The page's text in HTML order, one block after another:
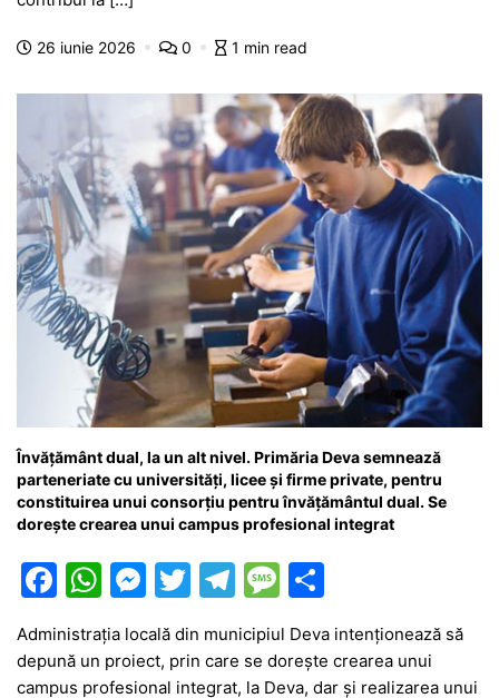
o p n
er
m g
26 iunie 2026 0 1 min read
Învățământ dual, la un alt nivel. Primăria Deva semnează
parteneriate cu universități, licee și firme private, pentru
constituirea unui consorțiu pentru învățământul dual. Se
dorește crearea unui campus profesional integrat
F
c
e
W
at
s
M
s
s
T
itt
er
T
e
gr
M
s
s
ta
je
Administrația locală din municipiul Deva intenționează să
depună un proiect, prin care se dorește crearea unui
campus profesional integrat, la Deva, dar și realizarea unui